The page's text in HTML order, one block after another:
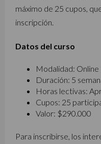
máximo de 25 cupos,
inscripción.
Datos del curso
Modalidad: Online
Duración: 5
Horas lectivas:
Cupos: 25
Valor: $290.000
Para inscribirse, los